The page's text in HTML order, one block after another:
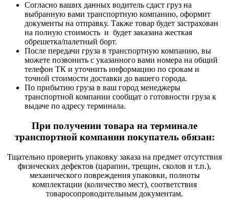
Согласно ваших данных водитель сдаст груз на
выбранную вами транспортную компанию, оформит
документы на отправку. Также товар будет застрахован
на полную стоимость и будет заказана жесткая
обрешетка/палетный борт.
После передачи груза в транспортную компанию, вы
можете позвонить с указанного вами номера на общий
телефон ТК и уточнить информацию по срокам и
точной стоимости доставки до вашего города.
По прибытию груза в ваш город менеджеры
транспортной компании сообщат о готовности груза к
выдаче по адресу терминала.
При получении товара на терминале
транспортной компании покупатель обязан:
Тщательно проверить упаковку заказа на предмет отсутствия
физических дефектов (царапин, трещин, сколов и т.п.),
механического повреждения упаковки, полноты
комплектации (количество мест), соответствия
товаросопроводительным документам.